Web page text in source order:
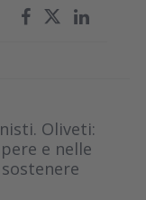
Oliveti:
e nelle